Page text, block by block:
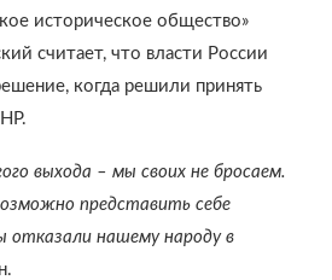
историческое общество»
считает, что власти России
когда решили принять
выхода – мы своих не бросаем.
представить себе
отказали нашему народу в